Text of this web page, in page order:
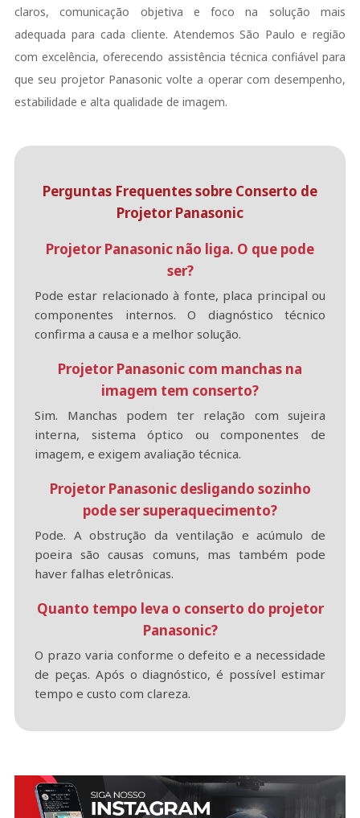
claros, comunicação objetiva e foco na solução mais
adequada para cada cliente. Atendemos São Paulo e região
com excelência, oferecendo assistência técnica confiável para
que seu projetor Panasonic volte a operar com desempenho,
estabilidade e alta qualidade de imagem.
Perguntas Frequentes sobre Conserto de
Projetor Panasonic
Projetor Panasonic não liga. O que pode
ser?
Pode estar relacionado à fonte, placa principal ou
componentes internos. O diagnóstico técnico
confirma a causa e a melhor solução.
Projetor Panasonic com manchas na
imagem tem conserto?
Sim. Manchas podem ter relação com sujeira
interna, sistema óptico ou componentes de
imagem, e exigem avaliação técnica.
Projetor Panasonic desligando sozinho
pode ser superaquecimento?
Pode. A obstrução da ventilação e acúmulo de
poeira são causas comuns, mas também pode
haver falhas eletrônicas.
Quanto tempo leva o conserto do projetor
Panasonic?
O prazo varia conforme o defeito e a necessidade
de peças. Após o diagnóstico, é possível estimar
tempo e custo com clareza.